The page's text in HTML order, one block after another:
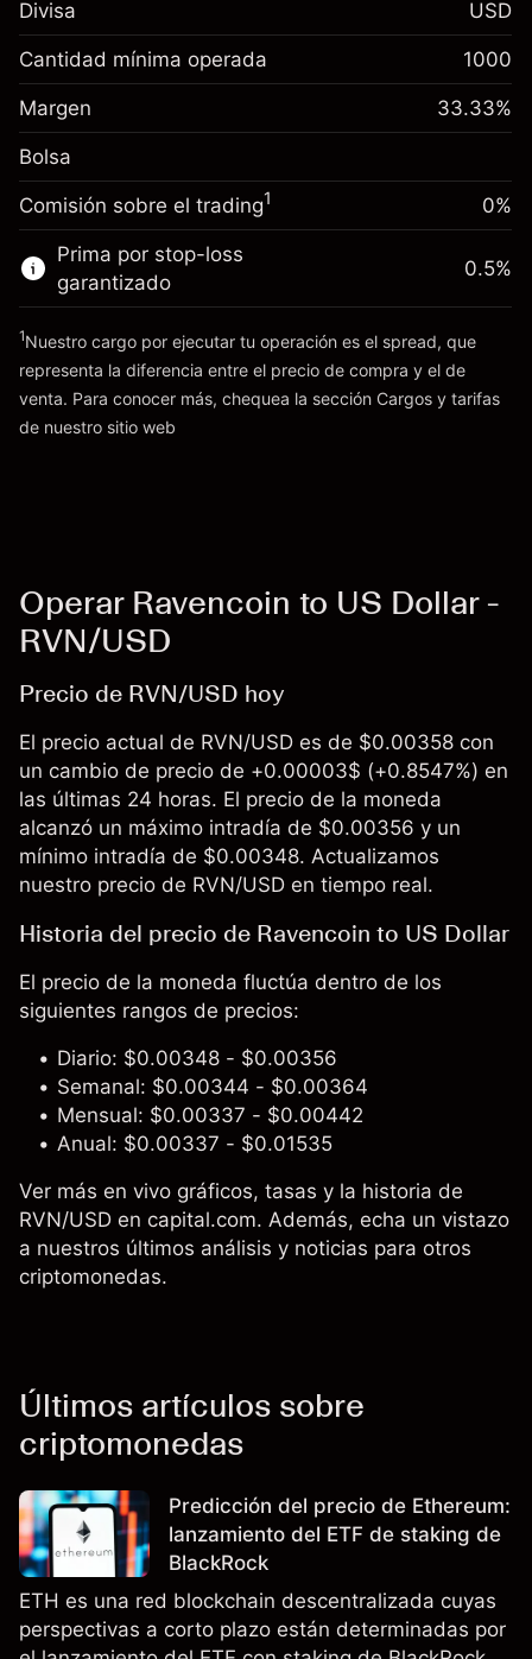
$1,000.00
Ajuste de financiamiento
nocturno
Cargos por el valor total de la
posición
-0.061644
%
(-$1.85)
Tamaño de la operación con apalancamiento
$3,000.30
Dinero del apalancamiento ~ $
Ir a la plataforma
Margen. Tu inversión
$1,000.00
Ajuste de financiamiento
Cargos por el valor total de la
posición
0.013699
Tamaño de la operación con apalancamiento
$3,000.30
Dinero del apalancamiento ~ $
Ir a la plataforma
Divisa USD
Cantidad mínima operada 1000
Margen 33.33%
Bolsa
Comisión sobre el trading1 0%
Prima por stop-loss
garantizado
Cargos
0.5%
1Nuestro cargo por ejecutar tu operación es el spread, que
representa la diferencia entre el precio de compra y el de
venta. Para conocer más, chequea la sección Cargos y tarifas
de nuestro sitio web
Operar Ravencoin to US Dollar -
RVN/USD
Precio de RVN/USD hoy
El precio actual de RVN/USD es de $0.00358 con
un cambio de precio de +0.00003$ (+0.8547%) en
las últimas 24 horas. El precio de la moneda
alcanzó un máximo intradía de $0.00356 y un
mínimo intradía de $0.00348. Actualizamos
nuestro precio de RVN/USD en tiempo real.
Historia del precio de Ravencoin to US Dollar
El precio de la moneda fluctúa dentro de los
siguientes rangos de precios:
Diario: $0.00348 - $0.00356
Semanal: $0.00344 - $0.00364
Mensual: $0.00337 - $0.00442
Anual: $0.00337 - $0.01535
Ver más en vivo gráficos, tasas y la historia de
RVN/USD en capital.com. Además, echa un vistazo
a nuestros últimos análisis y noticias para otros
criptomonedas.
Últimos artículos sobre
criptomonedas
Predicción del precio de Ethereum:
lanzamiento del ETF de staking de
BlackRock
ETH es una red blockchain descentralizada cuyas
perspectivas a corto plazo están determinadas por